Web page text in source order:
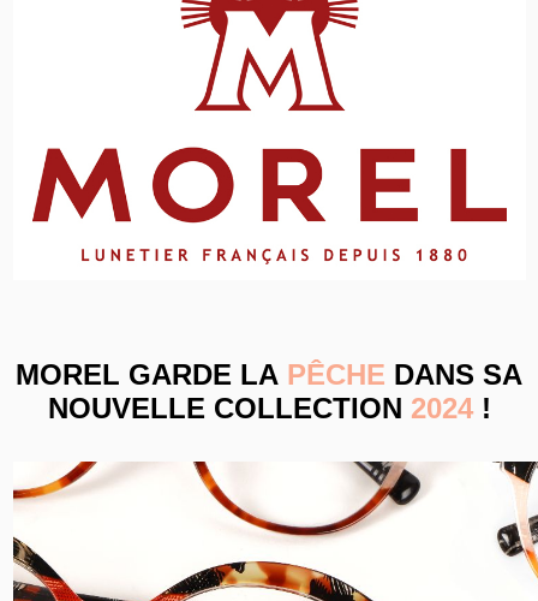
MOREL GARDE LA PÊCHE DANS SA
NOUVELLE COLLECTION 2024 !